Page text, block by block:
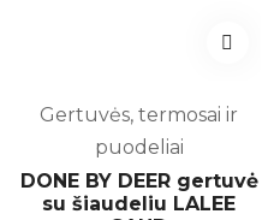
Gertuvės, termosai ir
puodeliai
DONE BY DEER gertuvė
su šiaudeliu LALEE